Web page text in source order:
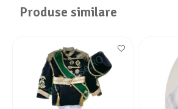
Produse similare